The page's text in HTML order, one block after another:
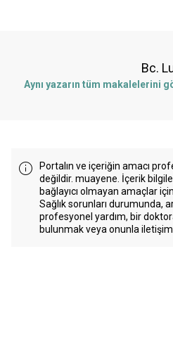
Bc.
Aynı yazarın tüm makalelerini
Portalın ve içeriğin amacı
değildir. muayene. İçerik
bağlayıcı olmayan amaçlar
Sağlık sorunları durumunda,
profesyonel yardım, bir
bulunmak veya onunla